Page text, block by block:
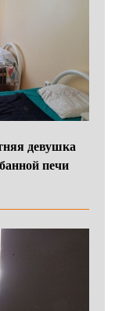
девушка
печи